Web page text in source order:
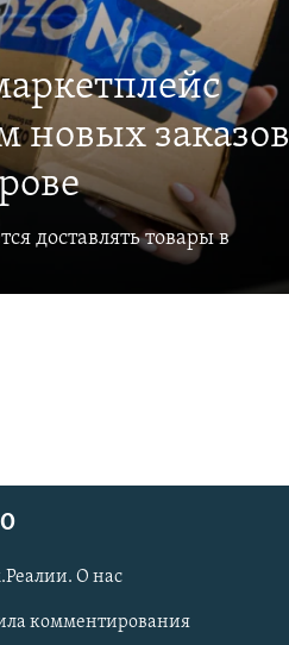
новых заказов
доставлять товары в
О нас
комментирования